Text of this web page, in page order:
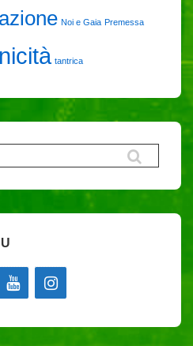
Noi e Gaia Premessa
tantrica